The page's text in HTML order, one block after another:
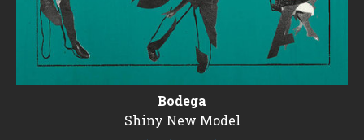
Bodega
Shiny New Model